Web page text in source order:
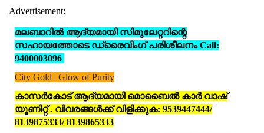
Advertisement:
മലബാറില്‍ ആദ്യമായി സിമുലേറ്ററിന്റെ
സഹായത്തോടെ ഡ്രൈവിംഗ് പരിശീലനം Call:
9400003096
City Gold | Glow of Purity
കാസര്‍കോട് ആദ്യമായി മൊബൈല്‍ കാര്‍ വാഷ്
യൂണിറ്റ് . വിവരങ്ങള്‍ക്ക് വിളിക്കുക: 9539447444/
8139875333/ 8139865333